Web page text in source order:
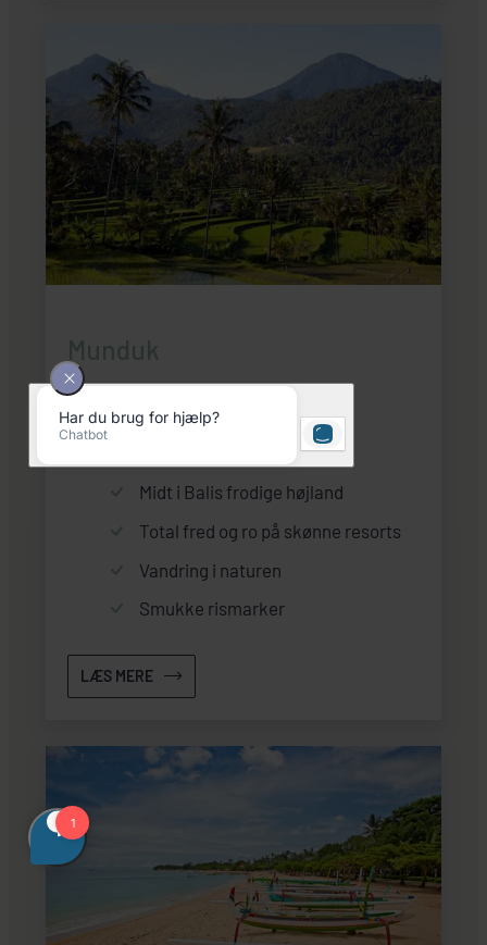
Munduk
Midt i Balis frodige højland
Total fred og ro på skønne resorts
Vandring i naturen
Smukke rismarker
LÆS MERE